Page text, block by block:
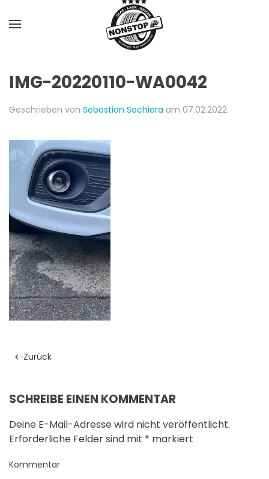
Skip to main content
IMG-20220110-WA0042
Geschrieben von Sebastian Sochiera am 07.02.2022.
Zurück
SCHREIBE EINEN KOMMENTAR
Deine E-Mail-Adresse wird nicht veröffentlicht.
Erforderliche Felder sind mit * markiert
Kommentar